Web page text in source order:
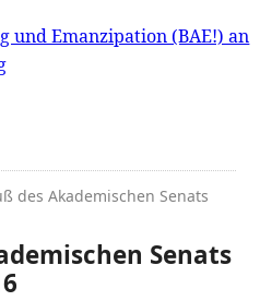
des Akademischen Senats
Senats